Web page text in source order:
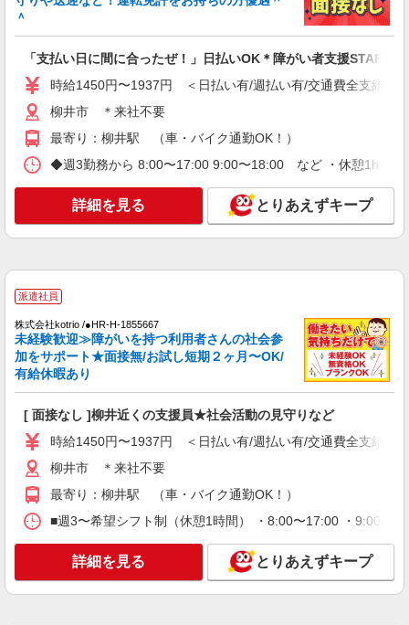
＾
「支払い日に間に合ったぜ！」日払いOK＊障がい者支援STAFF
時給1450円〜1937円 ＜日払い有/週払い有/交通費全支給(ガ
柳井市 ＊来社不要
最寄り：柳井駅 （車・バイク通勤OK！）
◆週3勤務から 8:00〜17:00 9:00〜18:00 など ・休憩1h ・残
詳細を見る とりあえずキープ
派遣社員
株式会社kotrio /●HR-H-1855667
未経験歓迎≫障がいを持つ利用者さんの社会参
加をサポート★面接無/お試し短期２ヶ月〜OK/
有給休暇あり
[ 面接なし ]柳井近くの支援員★社会活動の見守りなど
時給1450円〜1937円 ＜日払い有/週払い有/交通費全支給(ガ
柳井市 ＊来社不要
最寄り：柳井駅 （車・バイク通勤OK！）
■週3〜希望シフト制（休憩1時間） ・8:00〜17:00 ・9:00
詳細を見る とりあえずキープ